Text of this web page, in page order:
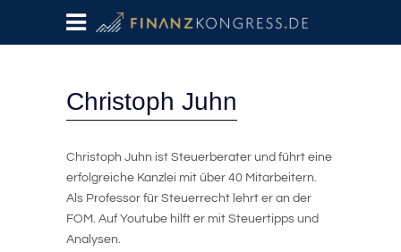
Christoph Juhn
Christoph Juhn ist Steuerberater und führt eine
erfolgreiche Kanzlei mit über 40 Mitarbeitern.
Als Professor für Steuerrecht lehrt er an der
FOM. Auf Youtube hilft er mit Steuertipps und
Analysen.